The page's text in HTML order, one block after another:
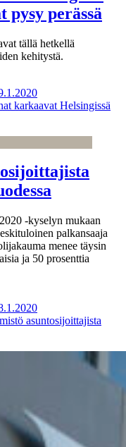
pysy perässä
tällä hetkellä
kehitystä.
karkaavat Helsingissä
-kyselyn mukaan
palkansaaja
menee täysin
ja 50 prosenttia
asuntosijoittajista